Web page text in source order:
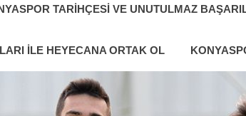
TARIHÇESI VE UNUTULMAZ
ILE HEYECANA ORTAK OL